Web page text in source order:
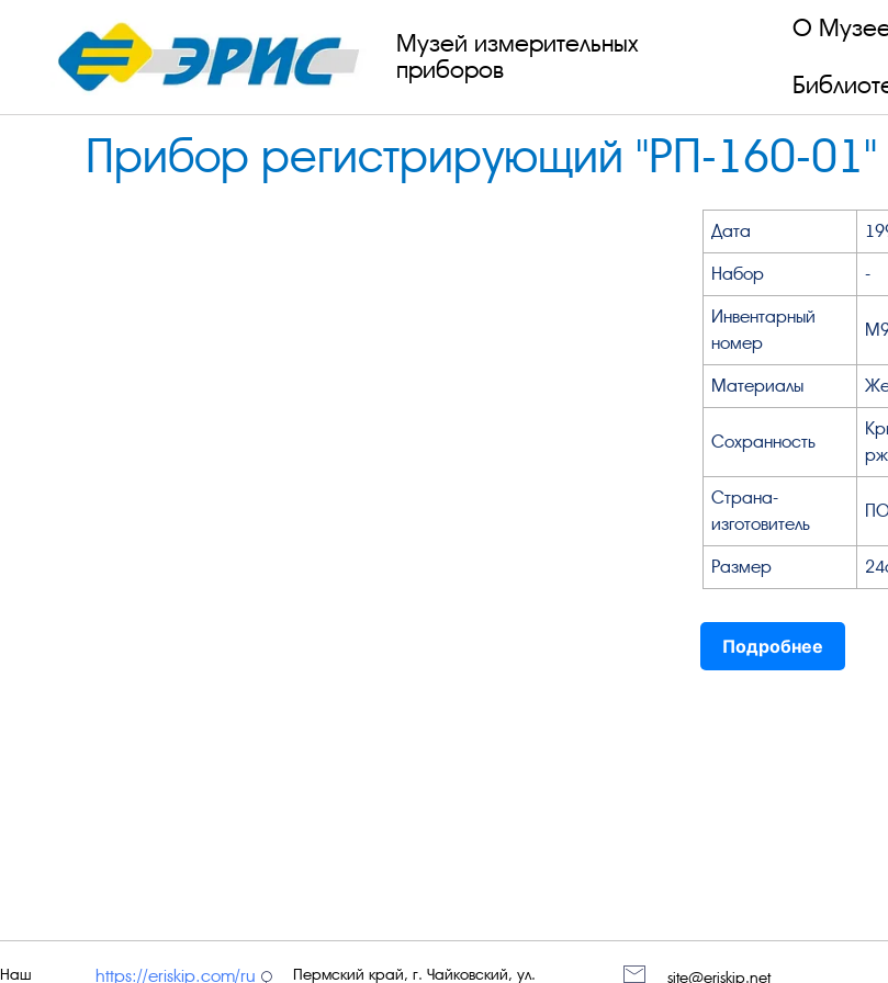
Музей измерительных
приборов
О
Прибор регистрирующий "РП-160-01"
Дата
Набор -
Инвентарный
номер
Материалы
Сохранность
Страна-
изготовитель
Размер
Подробнее
Наш https://eriskip.com/ru Пермский край, г. Чайковский, ул. site@eriskip.net